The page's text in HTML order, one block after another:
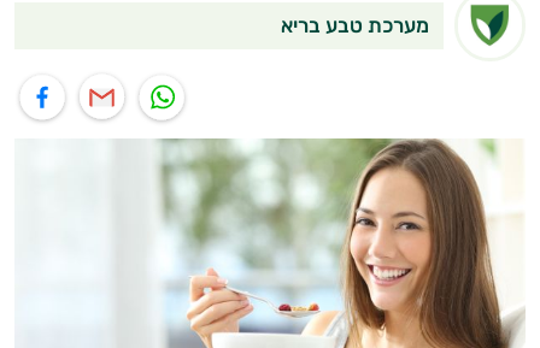
מערכת טבע בריא